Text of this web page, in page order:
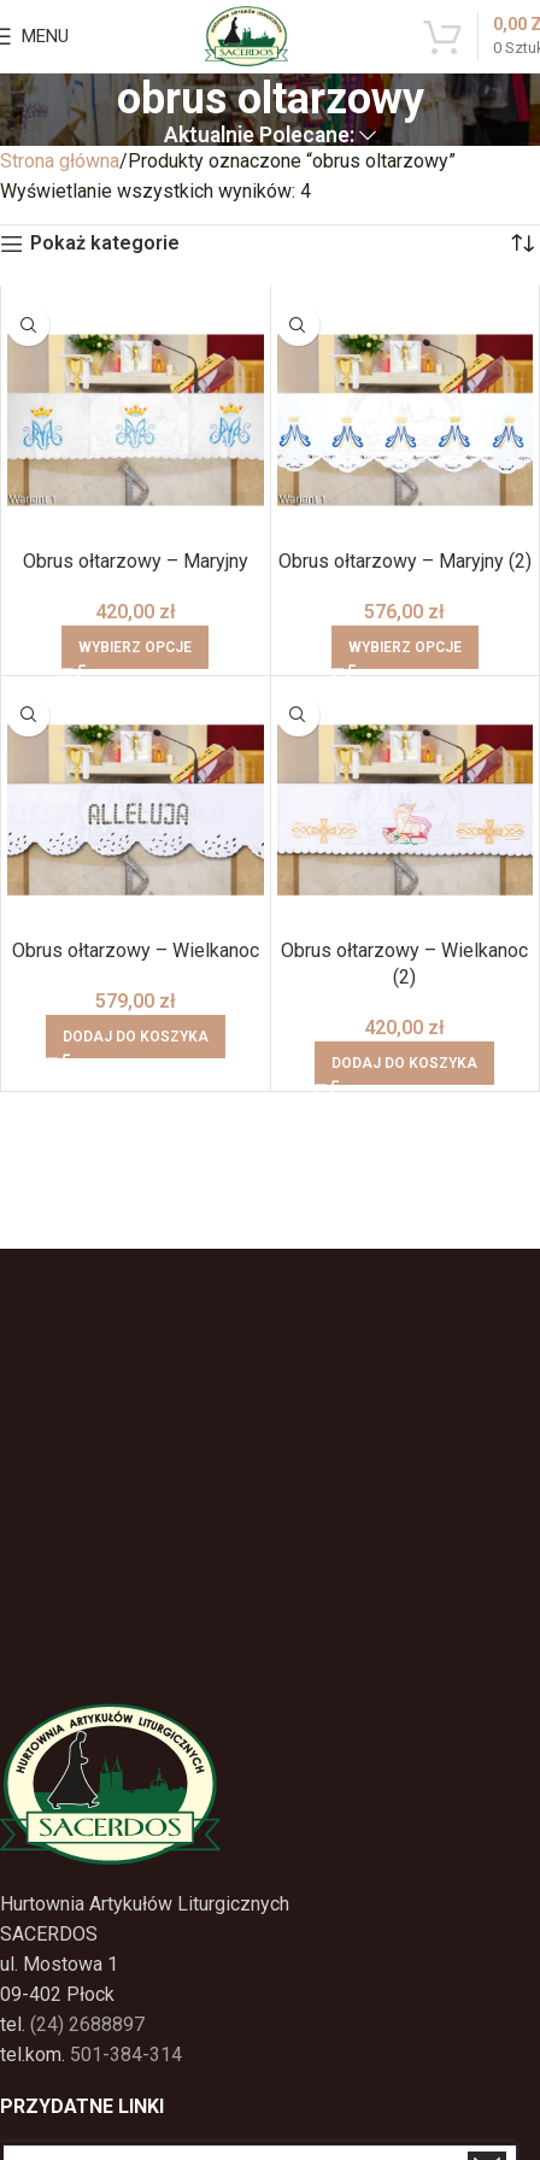
MENU
0
0,00
obrus oltarzowy
Aktualnie Polecane:
Strona główna Produkty oznaczone “obrus oltarzowy”
Wyświetlanie wszystkich wyników: 4
Pokaż kategorie
Obrus ołtarzowy – Maryjny
420,00 zł
WYBIERZ OPCJE
Obrus ołtarzowy – Maryjny (2)
576,00 zł
WYBIERZ OPCJE
Obrus ołtarzowy – Wielkanoc
579,00 zł
DODAJ DO KOSZYKA
Obrus ołtarzowy – Wielkanoc
(2)
420,00 zł
DODAJ DO KOSZYKA
Hurtownia Artykułów Liturgicznych
SACERDOS
ul. Mostowa 1
09-402 Płock
tel. (24) 2688897
tel.kom. 501-384-314
PRZYDATNE LINKI